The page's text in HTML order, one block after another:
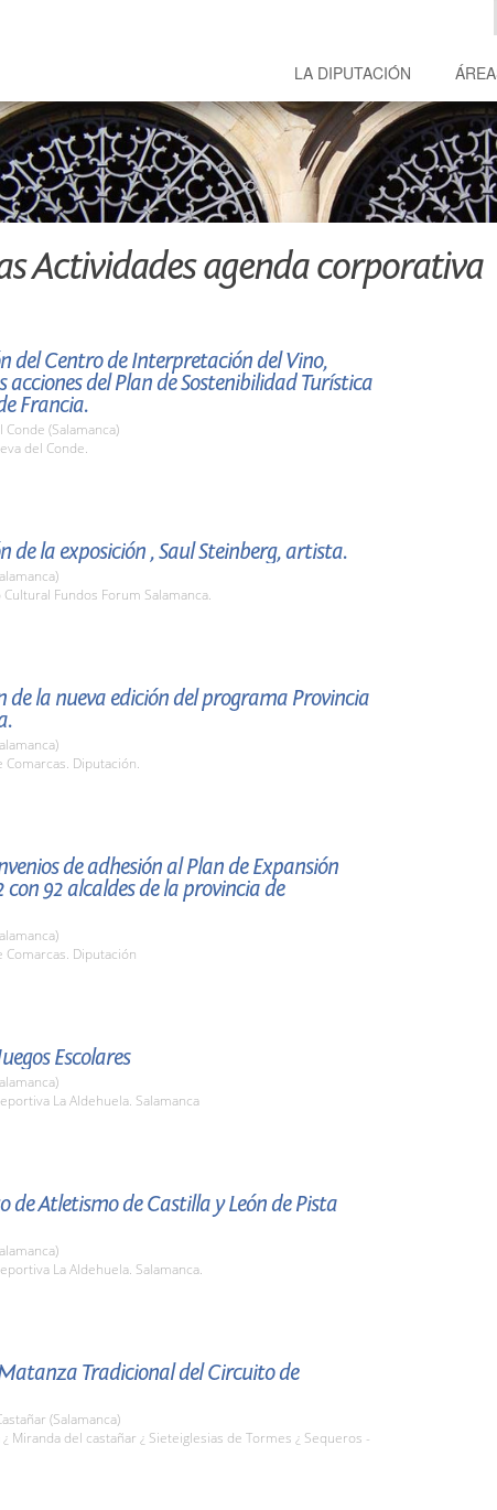
LA DIPUTACIÓN
Actividades agenda corporativa
del Centro de Interpretación del Vino,
acciones del Plan de Sostenibilidad Turística
Francia.
(Salamanca)
del Conde.
de la exposición , Saul Steinberg, artista.
Cultural Fundos Forum Salamanca.
de la nueva edición del programa Provincia
Comarcas. Diputación.
de adhesión al Plan de Expansión
con 92 alcaldes de la provincia de
Comarcas. Diputación
Escolares
La Aldehuela. Salamanca
de Atletismo de Castilla y León de Pista
La Aldehuela. Salamanca.
Tradicional del Circuito de
(Salamanca)
¿ Miranda del castañar ¿ Sieteiglesias de Tormes ¿ Sequeros -